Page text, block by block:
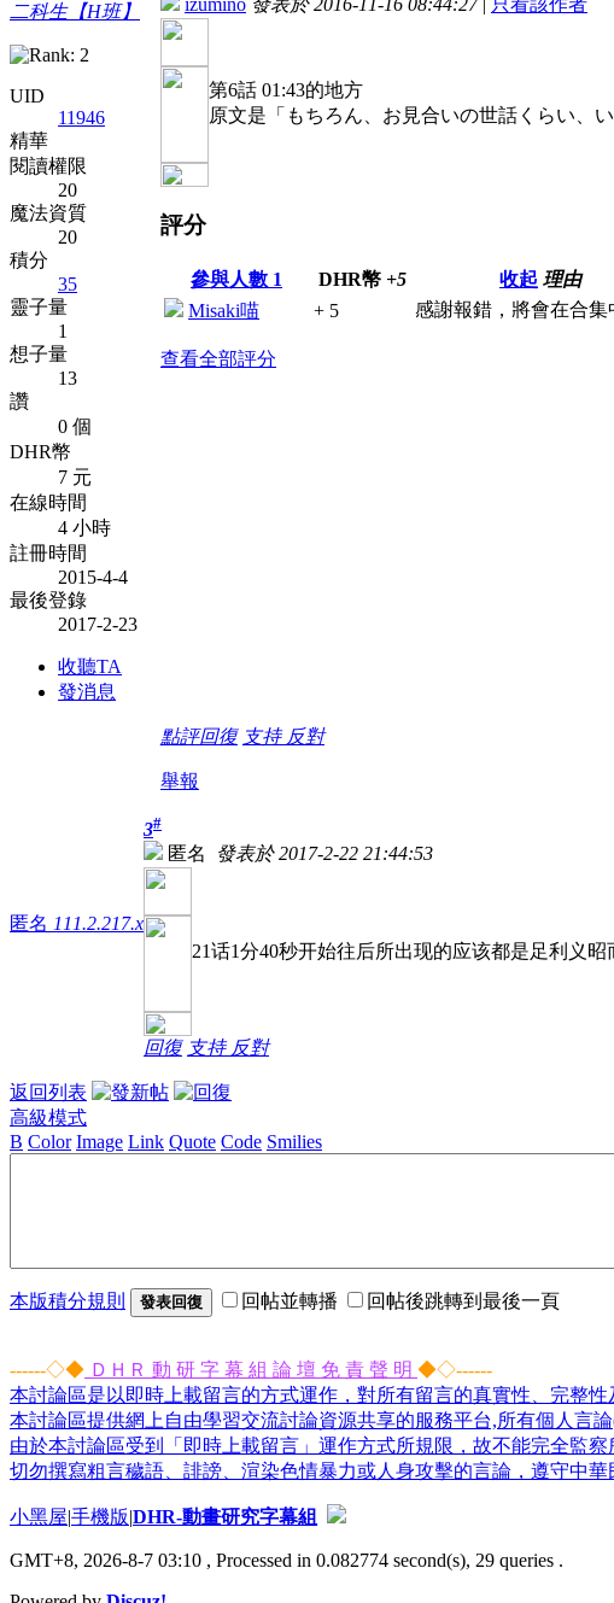
二科生【H班】
UID
11946
精華
閱讀權限
20
魔法資質
20
積分
35
靈子量
1
想子量
13
讚
0 個
DHR幣
7 元
在線時間
4 小時
註冊時間
2015-4-4
最後登錄
2017-2-23
收聽TA
發消息
izumino 發表於 2016-11-16 08:44:27 | 只看該作者
第6話 01:43的地方
原文是「もちろん、お見合いの世話くらい、い
評分
參與人數 1 DHR幣 +5 收起 理由
Misaki喵
+ 5 感謝報錯，將會在合集
查看全部評分
點評回復 支持 反對
舉報
匿名 111.2.217.x
3#
匿名 發表於 2017-2-22 21:44:53
21话1分40秒开始往后所出现的应该都是足利义
回復 支持 反對
返回列表
高級模式
B Color Image Link Quote Code Smilies
本版積分規則 發表回復 回帖並轉播 回帖後跳轉到最後一頁
------◇◆ ＤＨＲ 動 研 字 幕 組 論 壇 免 責 聲 明 ◆◇------
本討論區是以即時上載留言的方式運作，對所有留言的真實性、完整性
本討論區提供網上自由學習交流討論資源共享的服務平台,所有個人言
由於本討論區受到「即時上載留言」運作方式所規限，故不能完全監
切勿撰寫粗言穢語、誹謗、渲染色情暴力或人身攻擊的言論，遵守中
小黑屋|手機版|DHR-動畫研究字幕組
GMT+8, 2026-8-7 03:10 , Processed in 0.082774 second(s), 29 queries .